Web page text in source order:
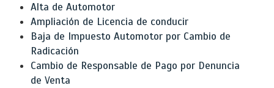
Alta de Automotor
Ampliación de Licencia de conducir
Baja de Impuesto Automotor por Cambio de
Radicación
Cambio de Responsable de Pago por Denuncia
de Venta